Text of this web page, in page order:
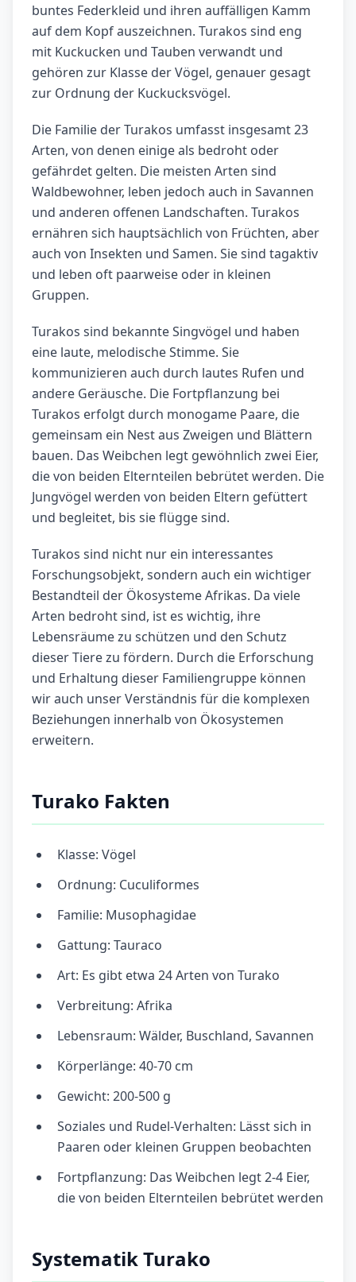
buntes Federkleid und ihren auffälligen Kamm
auf dem Kopf auszeichnen. Turakos sind eng
mit Kuckucken und Tauben verwandt und
gehören zur Klasse der Vögel, genauer gesagt
zur Ordnung der Kuckucksvögel.
Die Familie der Turakos umfasst insgesamt 23
Arten, von denen einige als bedroht oder
gefährdet gelten. Die meisten Arten sind
Waldbewohner, leben jedoch auch in Savannen
und anderen offenen Landschaften. Turakos
ernähren sich hauptsächlich von Früchten, aber
auch von Insekten und Samen. Sie sind tagaktiv
und leben oft paarweise oder in kleinen
Gruppen.
Turakos sind bekannte Singvögel und haben
eine laute, melodische Stimme. Sie
kommunizieren auch durch lautes Rufen und
andere Geräusche. Die Fortpflanzung bei
Turakos erfolgt durch monogame Paare, die
gemeinsam ein Nest aus Zweigen und Blättern
bauen. Das Weibchen legt gewöhnlich zwei Eier,
die von beiden Elternteilen bebrütet werden. Die
Jungvögel werden von beiden Eltern gefüttert
und begleitet, bis sie flügge sind.
Turakos sind nicht nur ein interessantes
Forschungsobjekt, sondern auch ein wichtiger
Bestandteil der Ökosysteme Afrikas. Da viele
Arten bedroht sind, ist es wichtig, ihre
Lebensräume zu schützen und den Schutz
dieser Tiere zu fördern. Durch die Erforschung
und Erhaltung dieser Familiengruppe können
wir auch unser Verständnis für die komplexen
Beziehungen innerhalb von Ökosystemen
erweitern.
Turako Fakten
Klasse: Vögel
Ordnung: Cuculiformes
Familie: Musophagidae
Gattung: Tauraco
Art: Es gibt etwa 24 Arten von Turako
Verbreitung: Afrika
Lebensraum: Wälder, Buschland, Savannen
Körperlänge: 40-70 cm
Gewicht: 200-500 g
Soziales und Rudel-Verhalten: Lässt sich in
Paaren oder kleinen Gruppen beobachten
Fortpflanzung: Das Weibchen legt 2-4 Eier,
die von beiden Elternteilen bebrütet werden
Systematik Turako